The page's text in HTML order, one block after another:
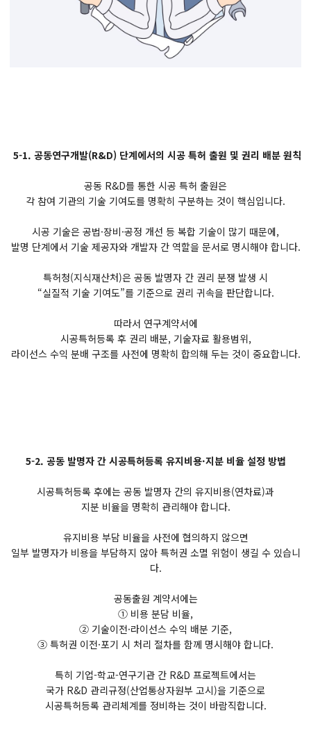
5-1. 공동연구개발(R&D) 단계에서의 시공 특허 출원 및 권리 배분 원칙
공동 R&D를 통한 시공 특허 출원은
각 참여 기관의 기술 기여도를 명확히 구분하는 것이 핵심입니다.
시공 기술은 공법·장비·공정 개선 등 복합 기술이 많기 때문에,
발명 단계에서 기술 제공자와 개발자 간 역할을 문서로 명시해야 합니다.
특허청(지식재산처)은 공동 발명자 간 권리 분쟁 발생 시
“실질적 기술 기여도”를 기준으로 권리 귀속을 판단합니다.
따라서 연구계약서에
시공특허등록 후 권리 배분, 기술자료 활용범위,
라이선스 수익 분배 구조를 사전에 명확히 합의해 두는 것이 중요합니다.
5-2. 공동 발명자 간 시공특허등록 유지비용·지분 비율 설정 방법
시공특허등록 후에는 공동 발명자 간의 유지비용(연차료)과
지분 비율을 명확히 관리해야 합니다.
유지비용 부담 비율을 사전에 협의하지 않으면
일부 발명자가 비용을 부담하지 않아 특허권 소멸 위험이 생길 수 있습니
다.
공동출원 계약서에는
① 비용 분담 비율,
② 기술이전·라이선스 수익 배분 기준,
③ 특허권 이전·포기 시 처리 절차를 함께 명시해야 합니다.
특히 기업-학교-연구기관 간 R&D 프로젝트에서는
국가 R&D 관리규정(산업통상자원부 고시)을 기준으로
시공특허등록 관리체계를 정비하는 것이 바람직합니다.